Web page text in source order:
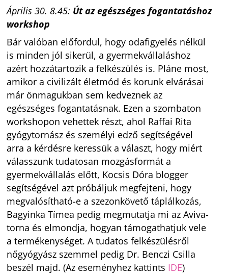
Április 30. 8.45: Út az egészséges fogantatáshoz
workshop
Bár valóban előfordul, hogy odafigyelés nélkül
is minden jól sikerül, a gyermekvállaláshoz
azért hozzátartozik a felkészülés is. Pláne most,
amikor a civilizált életmód és korunk elvárásai
már önmagukban sem kedveznek az
egészséges fogantatásnak. Ezen a szombaton
workshopon vehettek részt, ahol Raffai Rita
gyógytornász és személyi edző segítségével
arra a kérdésre keressük a választ, hogy miért
válasszunk tudatosan mozgásformát a
gyermekvállalás előtt, Kocsis Dóra blogger
segítségével azt próbáljuk megfejteni, hogy
megvalósítható-e a szezonkövető táplálkozás,
Bagyinka Tímea pedig megmutatja mi az Aviva-
torna és elmondja, hogyan támogathatjuk vele
a termékenységet. A tudatos felkészülésről
nőgyógyász szemmel pedig Dr. Benczi Csilla
beszél majd. (Az eseményhez kattints IDE)